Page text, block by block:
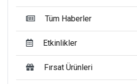
Tüm Haberler
Etkinlikler
Fırsat Ürünleri